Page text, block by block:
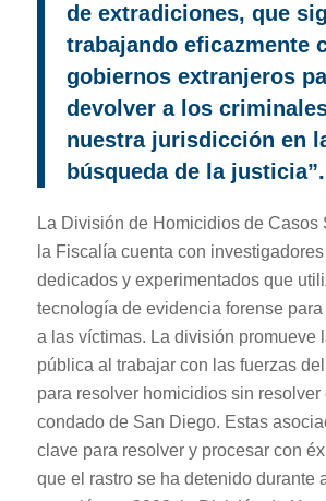
de extradiciones, que
trabajando eficazmente
gobiernos extranjeros
devolver a los
nuestra jurisdicción en
búsqueda de la justicia”.
La División de Homicidios de Casos
la Fiscalía cuenta con
dedicados y experimentados que
tecnología de evidencia forense
a las víctimas. La división promueve
pública al trabajar con las fuerzas
para resolver homicidios sin resolver
condado de San Diego. Estas
clave para resolver y procesar con
que el rastro se ha detenido durante